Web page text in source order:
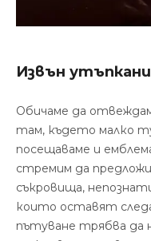
Извън
Обичаме да
там, където малко
посещаваме и
стремим да
съкровища,
които оставят
пътуване трябва да